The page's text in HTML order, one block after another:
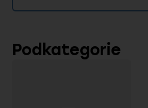
Podkategorie